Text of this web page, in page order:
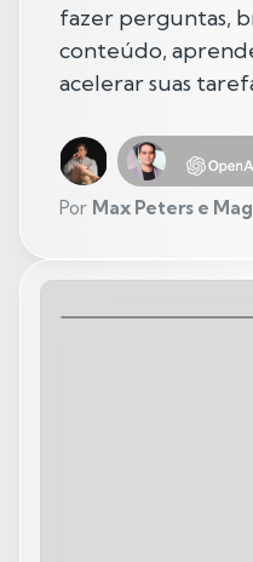
fazer perguntas,
conteúdo,
acelerar suas
Por Max Peters e